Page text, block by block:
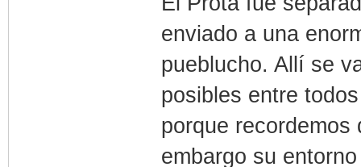
enviado a una
pueblucho. Allí se
posibles entre
porque
embargo su